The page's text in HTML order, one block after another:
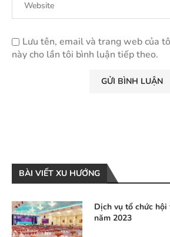
Lưu tên, email và trang web của
này cho lần tôi bình luận tiếp theo.
BÀI VIẾT XU HƯỚNG
Dịch vụ tổ chức
năm 2023